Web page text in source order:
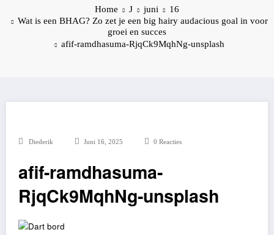
Home J juni
16
Wat is een BHAG? Zo zet je een big hairy audacious goal in voor
groei en succes
afif-ramdhasuma-RjqCk9MqhNg-unsplash
Diederik Juni 16, 2025 0 Reacties
afif-ramdhasuma-
RjqCk9MqhNg-unsplash